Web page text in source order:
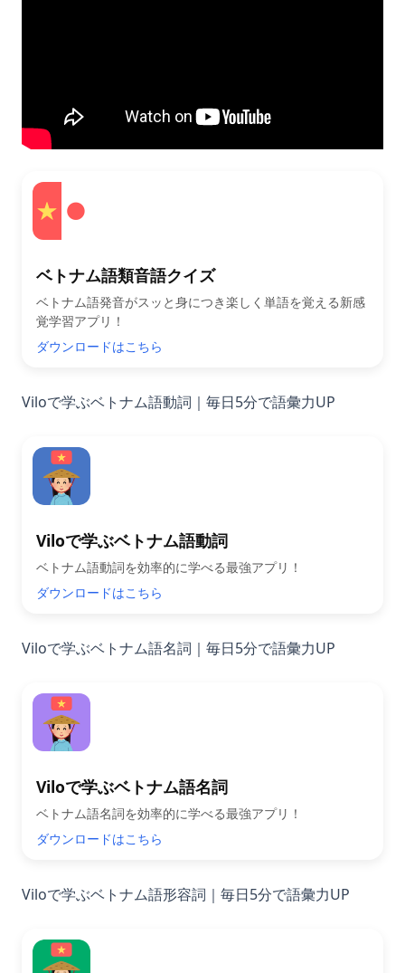
ベトナム語類音語クイズ
ベトナム語発音がスッと身につき楽しく単語を覚える新感
覚学習アプリ！
ダウンロードはこちら
Viloで学ぶベトナム語動詞｜毎日5分で語彙力UP
Viloで学ぶベトナム語動詞
ベトナム語動詞を効率的に学べる最強アプリ！
ダウンロードはこちら
Viloで学ぶベトナム語名詞｜毎日5分で語彙力UP
Viloで学ぶベトナム語名詞
ベトナム語名詞を効率的に学べる最強アプリ！
ダウンロードはこちら
Viloで学ぶベトナム語形容詞｜毎日5分で語彙力UP